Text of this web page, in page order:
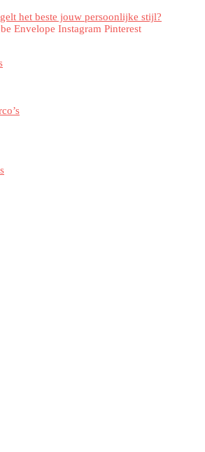
het beste jouw persoonlijke stijl?
Envelope Instagram Pinterest